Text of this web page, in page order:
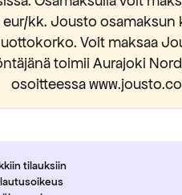
eur/kk. Jousto
Voit maksaa
toimii Aurajoki
osoitteessa
tilauksiin